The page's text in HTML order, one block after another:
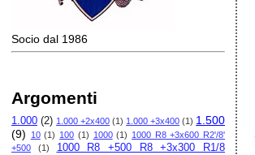
Socio dal 1986
Argomenti
1.000 (2) 1.000 +2x400 (1) 1.000 +3x400 (1) 1.500
(9)
10 (1) 100 (1) 1000 (1) 1000 R8 +3x600 R2'/8'
+500
(1)
1000 R8 +500 R8 +3x300 R1/8